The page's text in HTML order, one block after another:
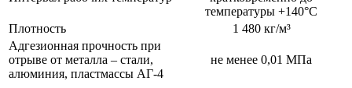
температуры +140°С
Плотность
1 480 кг/м³
Адгезионная прочность при
отрыве от металла – стали,
алюминия, пластмассы АГ-4
не менее 0,01 МПа